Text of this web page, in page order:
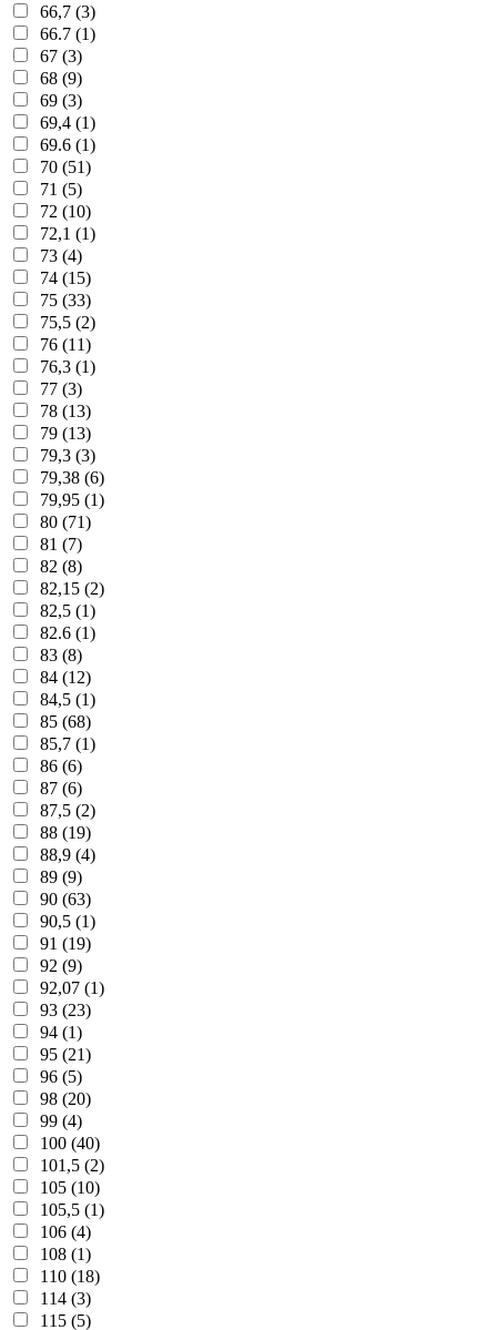
66,7 (3)
66.7 (1)
67 (3)
68 (9)
69 (3)
69,4 (1)
69.6 (1)
70 (51)
71 (5)
72 (10)
72,1 (1)
73 (4)
74 (15)
75 (33)
75,5 (2)
76 (11)
76,3 (1)
77 (3)
78 (13)
79 (13)
79,3 (3)
79,38 (6)
79,95 (1)
80 (71)
81 (7)
82 (8)
82,15 (2)
82,5 (1)
82.6 (1)
83 (8)
84 (12)
84,5 (1)
85 (68)
85,7 (1)
86 (6)
87 (6)
87,5 (2)
88 (19)
88,9 (4)
89 (9)
90 (63)
90,5 (1)
91 (19)
92 (9)
92,07 (1)
93 (23)
94 (1)
95 (21)
96 (5)
98 (20)
99 (4)
100 (40)
101,5 (2)
105 (10)
105,5 (1)
106 (4)
108 (1)
110 (18)
114 (3)
115 (5)